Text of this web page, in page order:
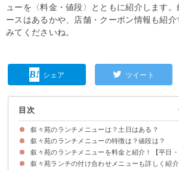
ューを〈料金・値段〉とともに紹介します
ースはあるかや、店舗・クーポン情報も紹介
みてくださいね。
シェア ツイート
目次
叙々苑のランチメニューは？土日はある？
叙々苑のランチメニューは平日・土日共通
叙々苑のランチの営業時間：平日は11:30～
叙々苑のランチメニューの特徴は？値段は？
叙々苑のランチメニューは4種類ある
叙々苑のランチにコースメニューはない
叙々苑のランチメニューを料金と紹介！【平日・
①焼肉ランチ（3000円）
②ミックスランチ（4000円）
③吟味ランチ（6500円）
④焼肉重ランチ（2800円）
叙々苑ランチの付け合わせメニューも詳しく紹介